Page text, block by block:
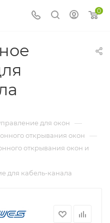
0
для окон —
открывания окон —
открывания окон и
для кабель-канала